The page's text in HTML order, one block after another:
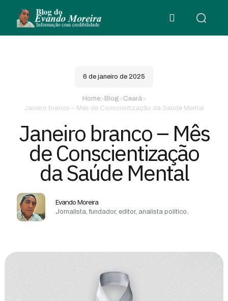
6 de janeiro de 2025
Home> Blog>Ceará>
Janeiro branco – Mês de Conscientização da Saúde Mental
Janeiro branco – Mês
de Conscientização
da Saúde Mental
Evando Moreira
Jornalista, fundador, editor, analista político.